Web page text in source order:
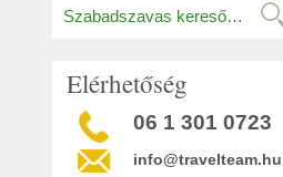
Elérhetőség
06 1 301 0723
info@travelteam.hu